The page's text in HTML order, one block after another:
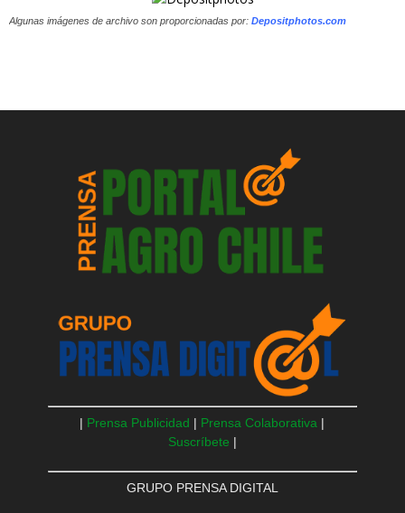
Algunas imágenes de archivo son proporcionadas por: Depositphotos.com
| Prensa Publicidad | Prensa Colaborativa |
Suscríbete |
GRUPO PRENSA DIGITAL